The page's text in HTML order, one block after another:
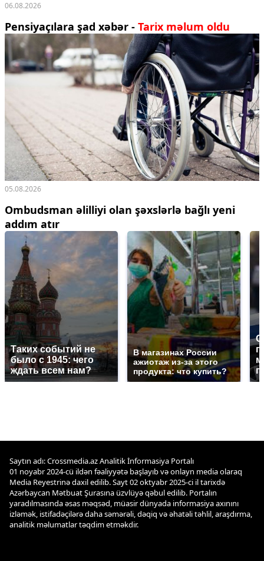
06.08.2026
Pensiyaçılara şad xəbər - Tarix məlum oldu
05.08.2026
Ombudsman əlilliyi olan şəxslərlə bağlı yeni
addım atır
Таких событий не
было с 1945: чего
ждать всем нам?
В магазинах России
ажиотаж из-за этого
продукта: что купить?
Saytın adı: Crossmedia.az Analitik İnformasiya Portalı
01 noyabr 2024-cü ildən fəaliyyətə başlayıb və onlayn media olaraq
Media Reyestrinə daxil edilib. Sayt 02 oktyabr 2025-ci il tarixdə
Azərbaycan Mətbuat Şurasına üzvlüyə qəbul edilib. Portalın
yaradılmasında əsas məqsəd, müasir dünyada informasiya axınını
izləmək, istifadəçilərə daha səmərəli, dəqiq və əhatəli təhlil, araşdırma,
analitik məlumatlar təqdim etməkdir.